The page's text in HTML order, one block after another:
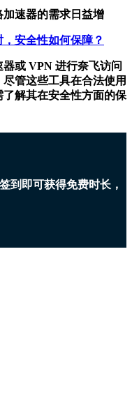
速器的需求日益增
安全性如何保障？
或 VPN 进行奈飞访问
管这些工具在合法使用
解其在安全性方面的保
到即可获得免费时长，